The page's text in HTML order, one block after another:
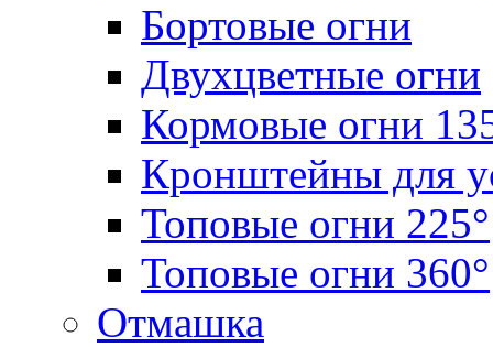
Бортовые огни
Двухцветные огни
Кормовые огни
Кронштейны для
Топовые огни 225°
Топовые огни 360°
Отмашка